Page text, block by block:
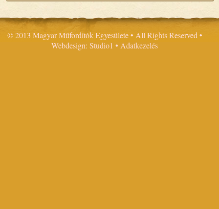
© 2013 Magyar Műfordítók Egyesülete • All Rights Reserved •
Webdesign: Studio1 • Adatkezelés